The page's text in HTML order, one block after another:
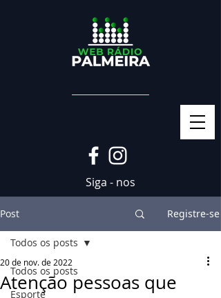
Siga - nos
Post Registre-se
Todos os posts
Esporte
Todos os posts
Atenção pessoas que
20 de nov. de 2022